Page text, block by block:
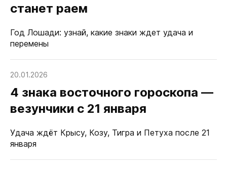
станет раем
Год Лошади: узнай, какие знаки ждет удача и
перемены
20.01.2026
4 знака восточного гороскопа —
везунчики с 21 января
Удача ждёт Крысу, Козу, Тигра и Петуха после 21
января